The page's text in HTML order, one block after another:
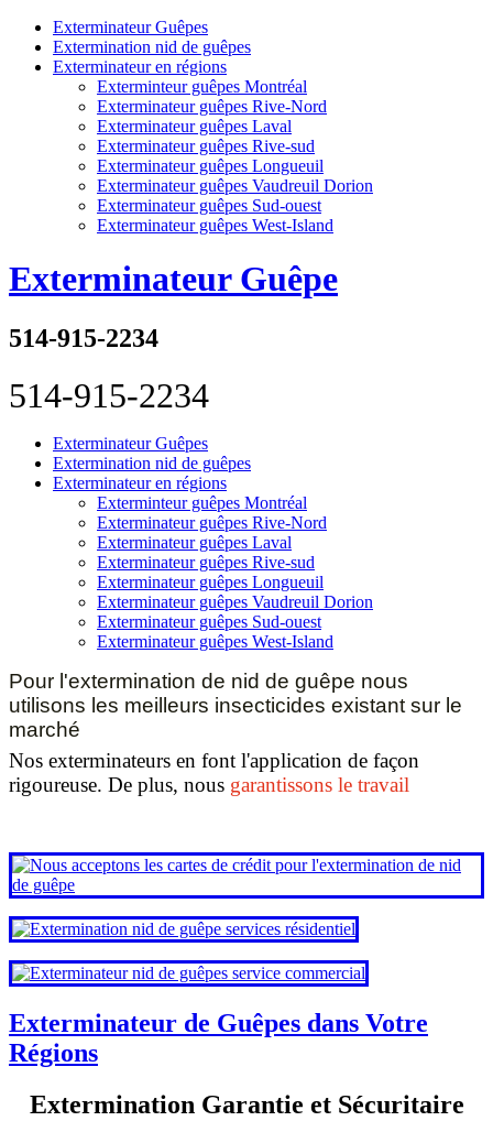
Exterminateur Guêpes
Extermination nid de guêpes
Exterminateur en régions
Exterminteur guêpes Montréal
Exterminateur guêpes Rive-Nord
Exterminateur guêpes Laval
Exterminateur guêpes Rive-sud
Exterminateur guêpes Longueuil
Exterminateur guêpes Vaudreuil Dorion
Exterminateur guêpes Sud-ouest
Exterminateur guêpes West-Island
Exterminateur Guêpe
514-915-2234
514-915-2234
Exterminateur Guêpes
Extermination nid de guêpes
Exterminateur en régions
Exterminteur guêpes Montréal
Exterminateur guêpes Rive-Nord
Exterminateur guêpes Laval
Exterminateur guêpes Rive-sud
Exterminateur guêpes Longueuil
Exterminateur guêpes Vaudreuil Dorion
Exterminateur guêpes Sud-ouest
Exterminateur guêpes West-Island
Pour l'extermination de nid de guêpe nous
utilisons les meilleurs insecticides existant sur le
marché
Nos exterminateurs en font l'application de façon
rigoureuse. De plus, nous garantissons le travail
Exterminateur de Guêpes dans Votre
Régions
Extermination Garantie et Sécuritaire